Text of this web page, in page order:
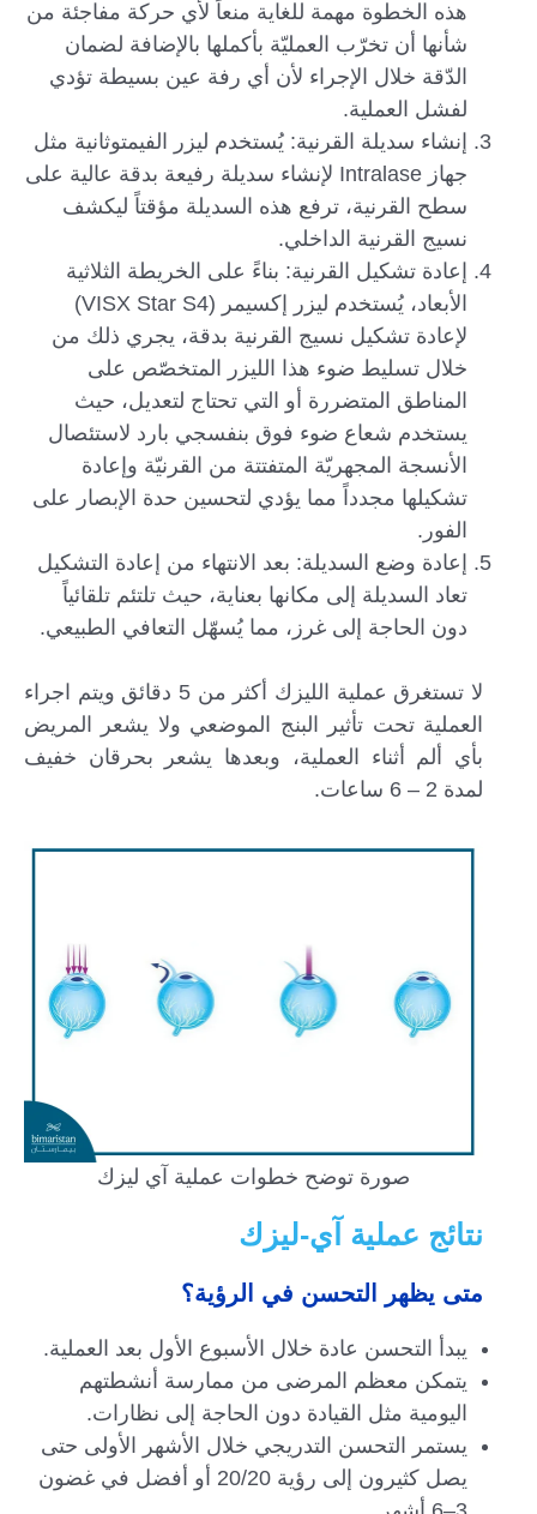
هذه الخطوة مهمة للغاية منعاً لأي حركة مفاجئة من
شأنها أن تخرّب العمليّة بأكملها بالإضافة لضمان
الدّقة خلال الإجراء لأن أي رفة عين بسيطة تؤدي
لفشل العملية.
إنشاء سديلة القرنية: يُستخدم ليزر الفيمتوثانية مثل
جهاز Intralase لإنشاء سديلة رفيعة بدقة عالية على
سطح القرنية، ترفع هذه السديلة مؤقتاً ليكشف
نسيج القرنية الداخلي.
إعادة تشكيل القرنية: بناءً على الخريطة الثلاثية
الأبعاد، يُستخدم ليزر إكسيمر (VISX Star S4)
لإعادة تشكيل نسيج القرنية بدقة، يجري ذلك من
خلال تسليط ضوء هذا الليزر المتخصّص على
المناطق المتضررة أو التي تحتاج لتعديل، حيث
يستخدم شعاع ضوء فوق بنفسجي بارد لاستئصال
الأنسجة المجهريّة المتفتتة من القرنيّة وإعادة
تشكيلها مجدداً مما يؤدي لتحسين حدة الإبصار على
الفور.
إعادة وضع السديلة: بعد الانتهاء من إعادة التشكيل
تعاد السديلة إلى مكانها بعناية، حيث تلتئم تلقائياً
دون الحاجة إلى غرز، مما يُسهّل التعافي الطبيعي.
لا تستغرق عملية الليزك أكثر من 5 دقائق ويتم اجراء
العملية تحت تأثير البنج الموضعي ولا يشعر المريض
بأي ألم أثناء العملية، وبعدها يشعر بحرقان خفيف
لمدة 2 – 6 ساعات.
صورة توضح خطوات عملية آي ليزك
نتائج عملية آي-ليزك
متى يظهر التحسن في الرؤية؟
يبدأ التحسن عادة خلال الأسبوع الأول بعد العملية.
يتمكن معظم المرضى من ممارسة أنشطتهم
اليومية مثل القيادة دون الحاجة إلى نظارات.
يستمر التحسن التدريجي خلال الأشهر الأولى حتى
يصل كثيرون إلى رؤية 20/20 أو أفضل في غضون